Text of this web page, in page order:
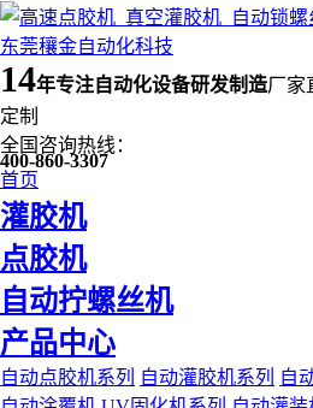
14年专注自动化设备研发制造厂家
定制
全国咨询热线：
400-860-3307
首页
灌胶机
点胶机
自动拧螺丝机
产品中心
自动点胶机系列 自动灌胶机系列 自